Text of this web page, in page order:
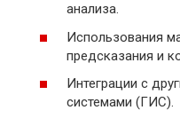
анализа.
Использования
предсказания и
Интеграции с
системами (ГИС).